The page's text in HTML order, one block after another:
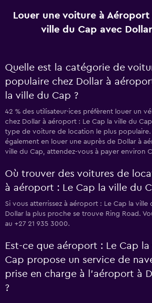
Louer une voiture à Aéroport
ville du Cap avec
Quelle est la catégorie de
populaire chez Dollar à
la ville du Cap ?
42 % des utilisateur·ices préfèrent louer un
chez Dollar à aéroport : Le Cap la ville du
type de voiture de location le plus populaire.
également en louer une auprès de Dollar à
ville du Cap, attendez-vous à payer environ
Où trouver des voitures de
à aéroport : Le Cap la ville du
Si vous atterrissez à aéroport : Le Cap la ville
Dollar la plus proche se trouve Ring Road.
au +27 21 935 3000.
Est-ce que aéroport : Le Cap
Cap propose un service de
prise en charge à l’aéroport à
?